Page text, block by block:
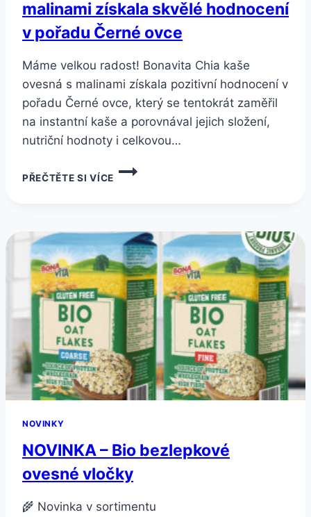
malinami získala skvělé hodnocení
v pořadu Černé ovce
Máme velkou radost! Bonavita Chia kaše
ovesná s malinami získala pozitivní hodnocení v
pořadu Černé ovce, který se tentokrát zaměřil
na instantní kaše a porovnával jejich složení,
nutriční hodnoty i celkovou…
PŘEČTĚTE SI VÍCE
BONAVITA
CHIA
MALINAMI
ZÍSKALA
SKVĚLÉ
HODNOCENÍ
V
POŘADU
ČERNÉ
OVCE
NOVINKY
NOVINKA – Bio bezlepkové
ovesné vločky
🌾 Novinka v sortimentu